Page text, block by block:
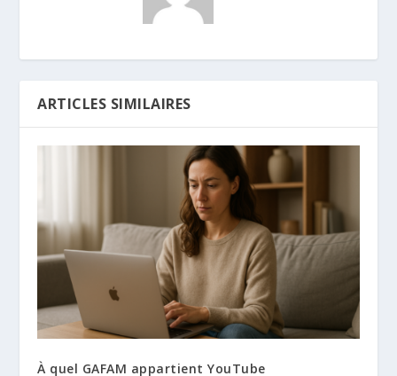
ARTICLES SIMILAIRES
À quel GAFAM appartient YouTube